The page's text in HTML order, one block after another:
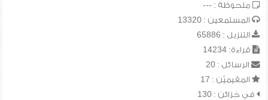
ملحوظة : ---
المستمعين : 13320
التنزيل : 65886
قراءة: 14234
الرسائل : 20
المقيميّن : 17
في خزائن : 130